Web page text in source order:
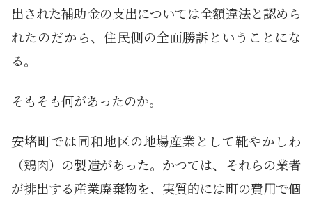
出された補助金の支出については全額違法と認めら
れたのだから、住民側の全面勝訴ということにな
る。
そもそも何があったのか。
安堵町では同和地区の地場産業として靴やかしわ
（鶏肉）の製造があった。かつては、それらの業者
が排出する産業廃棄物を、実質的には町の費用で個